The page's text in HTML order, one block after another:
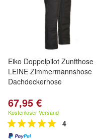
Eiko Doppelpilot Zunfthose
LEINE Zimmermannshose
Dachdeckerhose
67,95 €
Kostenloser Versand
4